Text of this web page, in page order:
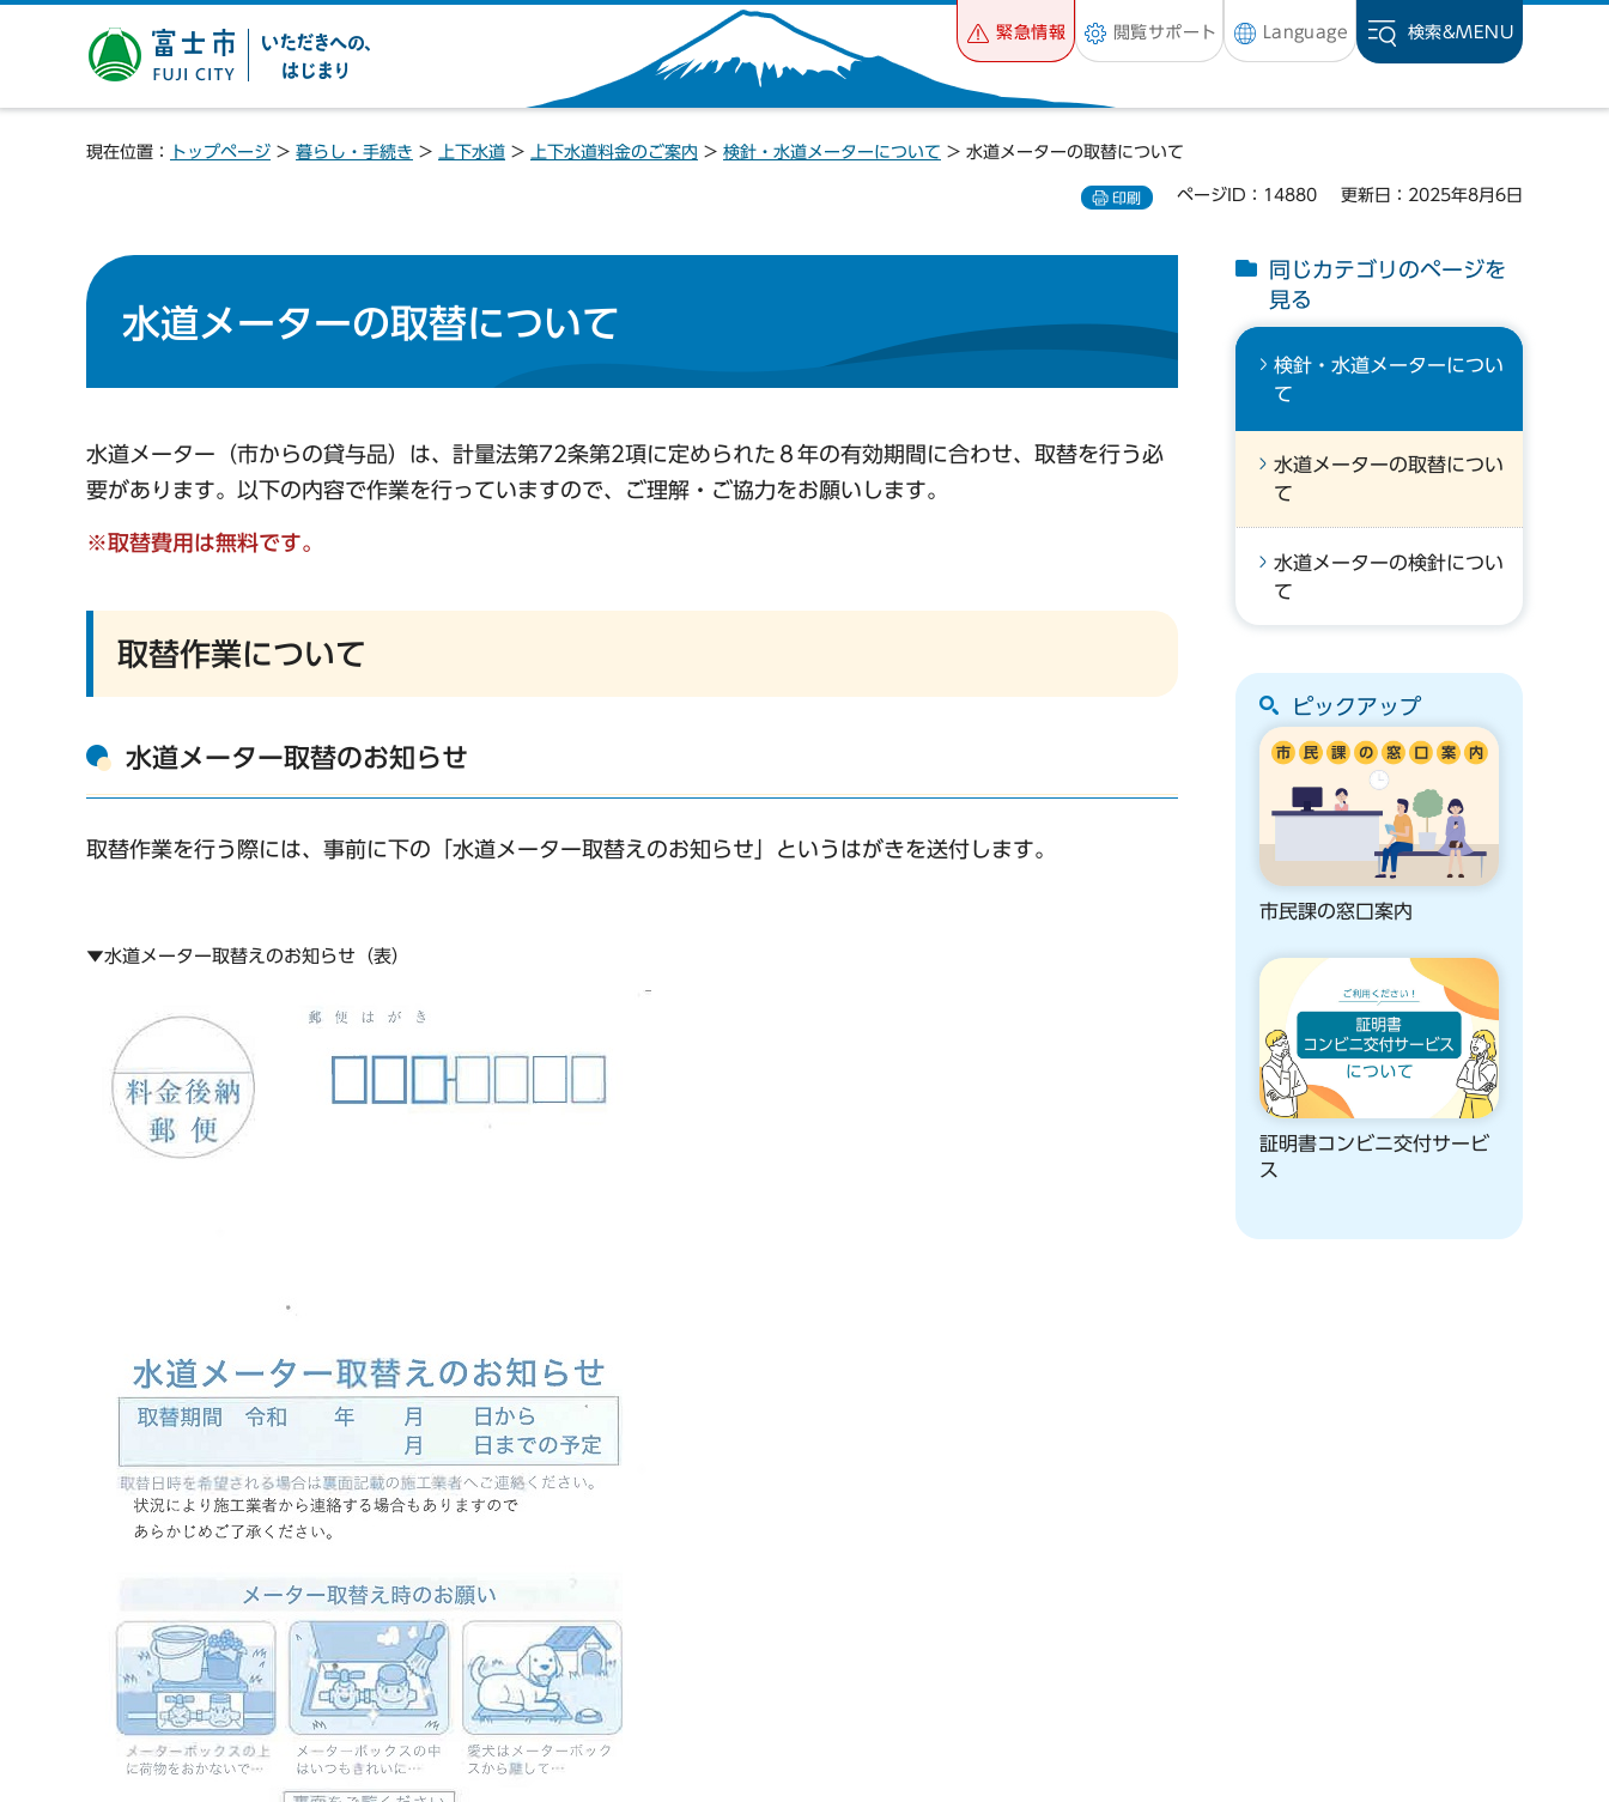
富士市 いただきへの、は
じまり
緊急情報 閲覧サポート Language 検索&MENU
現在位置： トップページ > 暮らし・手続き > 上下水道 > 上下水道料金のご案内 > 検針・水道メーターについて > 水道メーターの取替について
印刷 ページID：14880 更新日：2025年8月6日
水道メーターの取替について
水道メーター（市からの貸与品）は、計量法第72条第2項に定められた８年の有効期間に合わせ、取替を行う必
要があります。以下の内容で作業を行っていますので、ご理解・ご協力をお願いします。
※取替費用は無料です。
取替作業について
水道メーター取替のお知らせ
取替作業を行う際には、事前に下の「水道メーター取替えのお知らせ」というはがきを送付します。
▼水道メーター取替えのお知らせ（表）
同じカテゴリのページを
見る
検針・水道メーターについ
て
水道メーターの取替につい
て
水道メーターの検針につい
て
ピックアップ
市民課の窓口案内
証明書コンビニ交付サービ
ス